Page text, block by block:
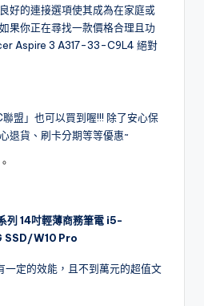
好的連接選項使其成為在家庭或
果你正在尋找一款價格合理且功
Aspire 3 A317-33-C9L4 絕對
盟」也可以買到喔!!! 除了安心保
退貨、刷卡分期等等優惠~
列 14吋輕薄商務筆電 i5-
SSD/W10 Pro
一定的效能，且不到萬元的超值文